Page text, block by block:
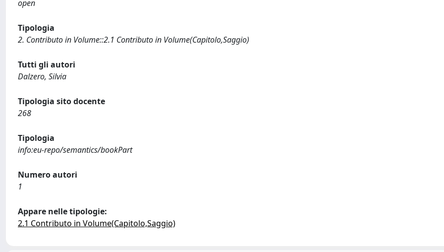
open
Tipologia
2. Contributo in Volume::2.1 Contributo in Volume(Capitolo,Saggio)
Tutti gli autori
Dalzero, Silvia
Tipologia sito docente
268
Tipologia
info:eu-repo/semantics/bookPart
Numero autori
1
Appare nelle tipologie:
2.1 Contributo in Volume(Capitolo,Saggio)